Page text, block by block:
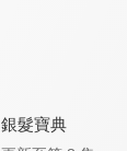
銀髮寶典